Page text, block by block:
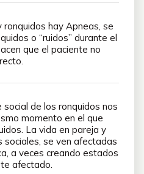
hay Apneas, se
o “ruidos” durante el
que el paciente no
de los ronquidos nos
momento en el que
La vida en pareja y
sociales, se ven afectadas
a veces creando estados
afectado.